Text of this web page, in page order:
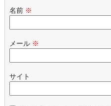
名前 ※
メール ※
サイト